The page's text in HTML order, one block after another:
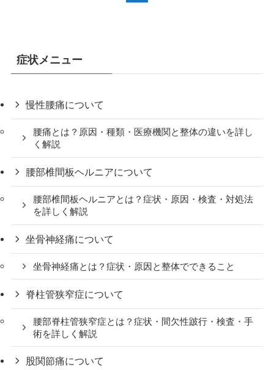
症状メニュー
慢性腰痛について
腰痛とは？原因・種類・医療機関と整体の違いを詳し
く解説
腰部椎間板ヘルニアについて
腰部椎間板ヘルニアとは？症状・原因・検査・対処法
を詳しく解説
坐骨神経痛について
坐骨神経痛とは？症状・原因と整体でできること
脊柱管狭窄症について
腰部脊柱管狭窄症とは？症状・間欠性跛行・検査・手
術を詳しく解説
股関節痛について